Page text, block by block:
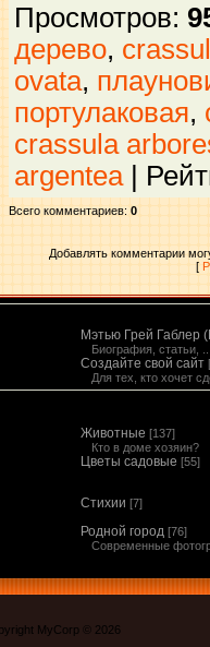
Просмотров:
дерево,
ovata,
портулаковая,
crassula
argentea|
Всего комментариев: 0
Добавлять комментарии
[
Мэтью Грей Габлер
Биография, статьи,
Создайте свой сайт
Для тех, кто хочет
Животные [137]
Кто в доме хозяин?
Цветы садовые [55]
Стихии [7]
Родной город [76]
Современные
MyCorp © 2026